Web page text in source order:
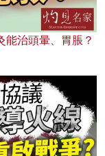
能治頭暈、胃脹？